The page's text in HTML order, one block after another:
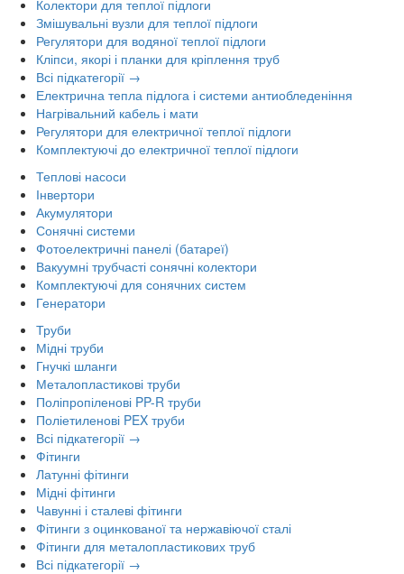
Колектори для теплої підлоги
Змішувальні вузли для теплої підлоги
Регулятори для водяної теплої підлоги
Кліпси, якорі і планки для кріплення труб
Всі підкатегорії →
Електрична тепла підлога і системи антиобледеніння
Нагрівальний кабель і мати
Регулятори для електричної теплої підлоги
Комплектуючі до електричної теплої підлоги
Теплові насоси
Інвертори
Акумулятори
Сонячні системи
Фотоелектричні панелі (батареї)
Вакуумні трубчасті сонячні колектори
Комплектуючі для сонячних систем
Генератори
Труби
Мідні труби
Гнучкі шланги
Металопластикові труби
Поліпропіленові PP-R труби
Поліетиленові PEX труби
Всі підкатегорії →
Фітинги
Латунні фітинги
Мідні фітинги
Чавунні і сталеві фітинги
Фітинги з оцинкованої та нержавіючої сталі
Фітинги для металопластикових труб
Всі підкатегорії →